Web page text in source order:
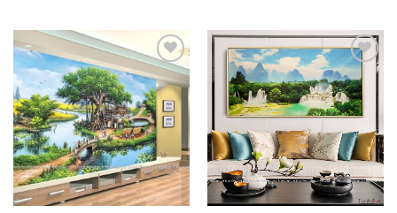
Add to
Wishlist
Add to
Wishlist